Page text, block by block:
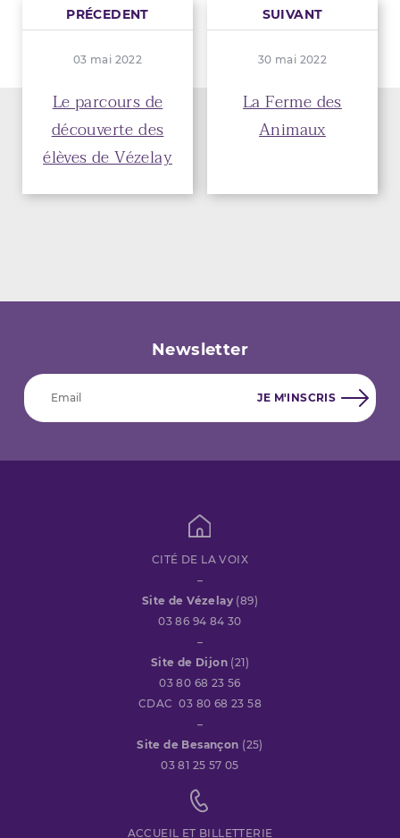
PRÉCEDENT
03 mai 2022
Le parcours de
découverte des
élèves de Vézelay
SUIVANT
30 mai 2022
La Ferme des
Animaux
Newsletter
CITÉ DE LA VOIX
–
Site de Vézelay (89)
03 86 94 84 30
–
Site de Dijon (21)
03 80 68 23 56
CDAC 03 80 68 23 58
–
Site de Besançon (25)
03 81 25 57 05
ACCUEIL ET BILLETTERIE